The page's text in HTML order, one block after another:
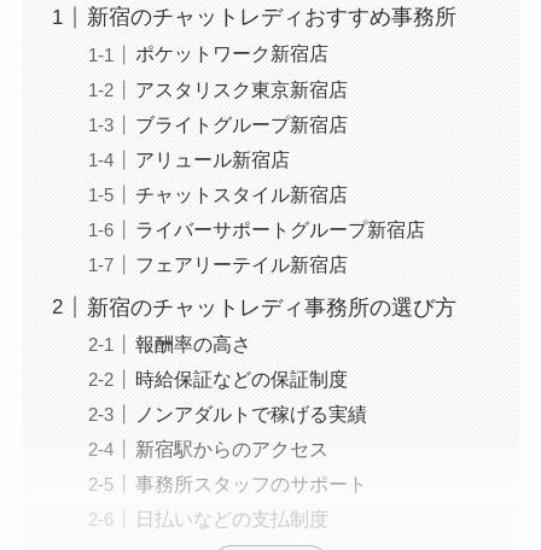
新宿のチャットレディおすすめ事務所
ポケットワーク新宿店
アスタリスク東京新宿店
ブライトグループ新宿店
アリュール新宿店
チャットスタイル新宿店
ライバーサポートグループ新宿店
フェアリーテイル新宿店
新宿のチャットレディ事務所の選び方
報酬率の高さ
時給保証などの保証制度
ノンアダルトで稼げる実績
新宿駅からのアクセス
事務所スタッフのサポート
日払いなどの支払制度